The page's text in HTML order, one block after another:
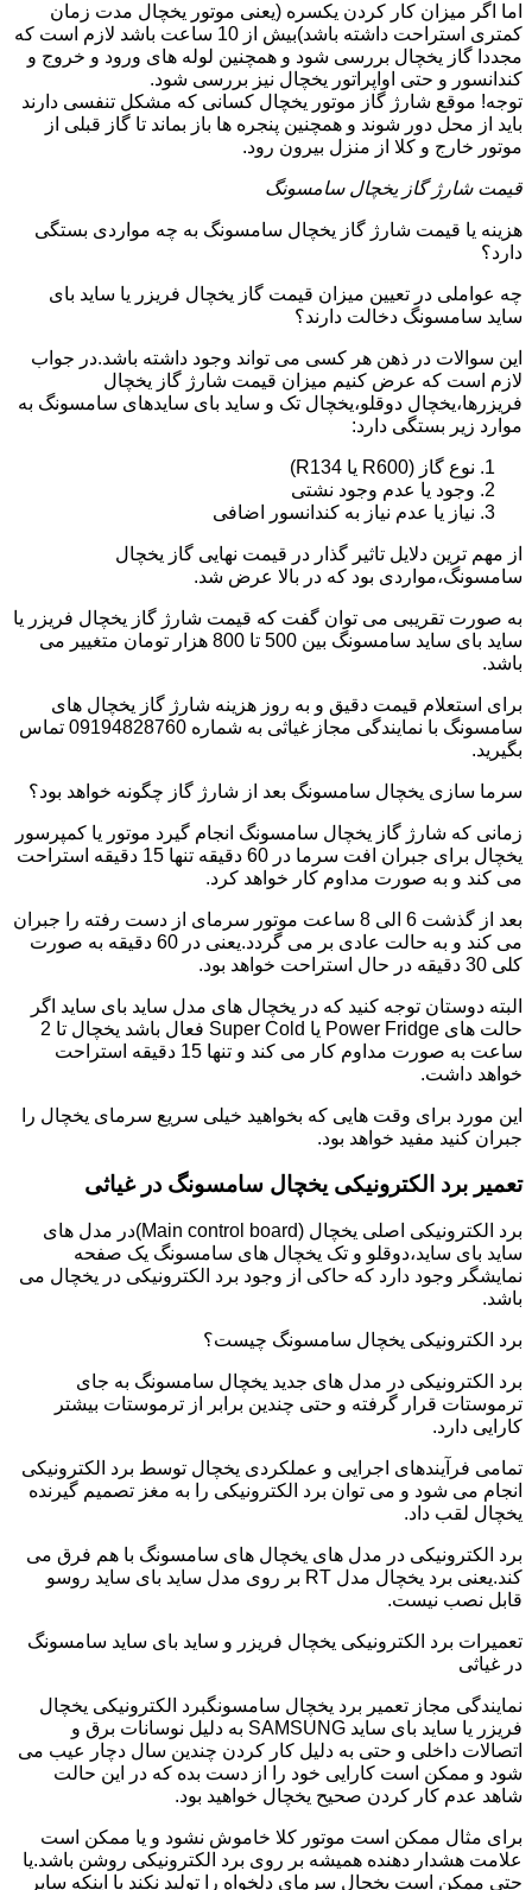
اما اگر میزان کار کردن یکسره (یعنی موتور یخچال مدت زمان
کمتری استراحت داشته باشد)بیش از 10 ساعت باشد لازم است که
مجددا گاز یخچال بررسی شود و همچنین لوله های ورود و خروج و
کندانسور و حتی اواپراتور یخچال نیز بررسی شود.
توجه! موقع شارژ گاز موتور یخچال کسانی که مشکل تنفسی دارند
باید از محل دور شوند و همچنین پنجره ها باز بماند تا گاز قبلی از
موتور خارج و کلا از منزل بیرون رود.
قیمت شارژ گاز یخچال سامسونگ
هزینه یا قیمت شارژ گاز یخچال سامسونگ به چه مواردی بستگی
دارد؟
چه عواملی در تعیین میزان قیمت گاز یخچال فریزر یا ساید بای
ساید سامسونگ دخالت دارند؟
این سوالات در ذهن هر کسی می تواند وجود داشته باشد.در جواب
لازم است که عرض کنیم میزان قیمت شارژ گاز یخچال
فریزرها،یخچال دوقلو،یخچال تک و ساید بای سایدهای سامسونگ به
موارد زیر بستگی دارد:
نوع گاز (R600 یا R134)
وجود یا عدم وجود نشتی
نیاز یا عدم نیاز به کندانسور اضافی
از مهم ترین دلایل تاثیر گذار در قیمت نهایی گاز یخچال
سامسونگ،مواردی بود که در بالا عرض شد.
به صورت تقریبی می توان گفت که قیمت شارژ گاز یخچال فریزر یا
ساید بای ساید سامسونگ بین 500 تا 800 هزار تومان متغییر می
باشد.
برای استعلام قیمت دقیق و به روز هزینه شارژ گاز یخچال های
سامسونگ با نمایندگی مجاز غیاثی به شماره 09194828760 تماس
بگیرید.
سرما سازی یخچال سامسونگ بعد از شارژ گاز چگونه خواهد بود؟
زمانی که شارژ گاز یخچال سامسونگ انجام گیرد موتور یا کمپرسور
یخچال برای جبران افت سرما در 60 دقیقه تنها 15 دقیقه استراحت
می کند و به صورت مداوم کار خواهد کرد.
بعد از گذشت 6 الی 8 ساعت موتور سرمای از دست رفته را جبران
می کند و به حالت عادی بر می گردد.یعنی در 60 دقیقه به صورت
کلی 30 دقیقه در حال استراحت خواهد بود.
البته دوستان توجه کنید که در یخچال های مدل ساید بای ساید اگر
حالت های Power Fridge یا Super Cold فعال باشد یخچال تا 2
ساعت به صورت مداوم کار می کند و تنها 15 دقیقه استراحت
خواهد داشت.
این مورد برای وقت هایی که بخواهید خیلی سریع سرمای یخچال را
جبران کنید مفید خواهد بود.
تعمیر برد الکترونیکی یخچال سامسونگ در غیاثی
برد الکترونیکی اصلی یخچال (Main control board)در مدل های
ساید بای ساید،دوقلو و تک یخچال های سامسونگ یک صفحه
نمایشگر وجود دارد که حاکی از وجود برد الکترونیکی در یخچال می
باشد.
برد الکترونیکی یخچال سامسونگ چیست؟
برد الکترونیکی در مدل های جدید یخچال سامسونگ به جای
ترموستات قرار گرفته و حتی چندین برابر از ترموستات بیشتر
کارایی دارد.
تمامی فرآیندهای اجرایی و عملکردی یخچال توسط برد الکترونیکی
انجام می شود و می توان برد الکترونیکی را به مغز تصمیم گیرنده
یخچال لقب داد.
برد الکترونیکی در مدل های یخچال های سامسونگ با هم فرق می
کند.یعنی برد یخچال مدل RT بر روی مدل ساید بای ساید روسو
قابل نصب نیست.
تعمیرات برد الکترونیکی یخچال فریزر و ساید بای ساید سامسونگ
در غیاثی
نمایندگی مجاز تعمیر برد یخچال سامسونگبرد الکترونیکی یخچال
فریزر یا ساید بای ساید SAMSUNG به دلیل نوسانات برق و
اتصالات داخلی و حتی به دلیل کار کردن چندین سال دچار عیب می
شود و ممکن است کارایی خود را از دست بده که در این حالت
شاهد عدم کار کردن صحیح یخچال خواهید بود.
برای مثال ممکن است موتور کلا خاموش نشود و یا ممکن است
علامت هشدار دهنده همیشه بر روی برد الکترونیکی روشن باشد.یا
حتی ممکن است یخچال سرمای دلخواه را تولید نکند با اینکه سایر